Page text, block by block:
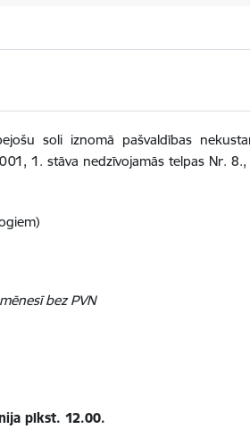
soli iznomā pašvaldības
1. stāva nedzīvojamās telpas Nr.
mēnesī bez PVN
plkst. 12.00.